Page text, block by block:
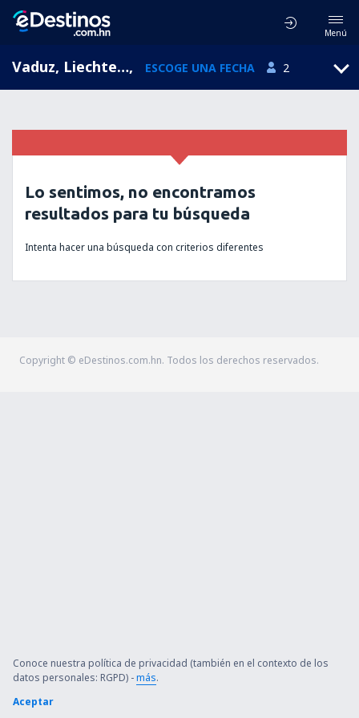
Menú
Vaduz, Liechtenstein, ESCOGE UNA FECHA 2
Lo sentimos, no encontramos
resultados para tu búsqueda
Intenta hacer una búsqueda con criterios diferentes
Copyright © eDestinos.com.hn. Todos los derechos reservados.
Conoce nuestra política de privacidad (también en el contexto de los
datos personales: RGPD) -más.
Aceptar